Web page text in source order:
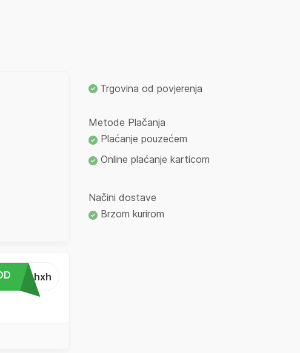
...hxh
Trgovina od povjerenja
Metode Plačanja
Plaćanje pouzećem
Online plaćanje karticom
Načini dostave
Brzom kurirom